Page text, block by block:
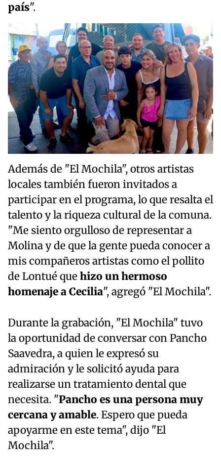
país".
Además de "El Mochila", otros artistas
locales también fueron invitados a
participar en el programa, lo que resalta el
talento y la riqueza cultural de la comuna.
"Me siento orgulloso de representar a
Molina y de que la gente pueda conocer a
mis compañeros artistas como el pollito
de Lontué quehizo un hermoso
homenaje a Cecilia", agregó "El Mochila".
Durante la grabación, "El Mochila" tuvo
la oportunidad de conversar con Pancho
Saavedra, a quien le expresó su
admiración y le solicitó ayuda para
realizarse un tratamiento dental que
necesita. "Pancho es una persona muy
cercana y amable. Espero que pueda
apoyarme en este tema", dijo "El
Mochila".